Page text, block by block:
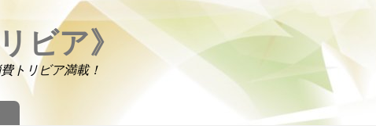
ビア》
トリビア満載！